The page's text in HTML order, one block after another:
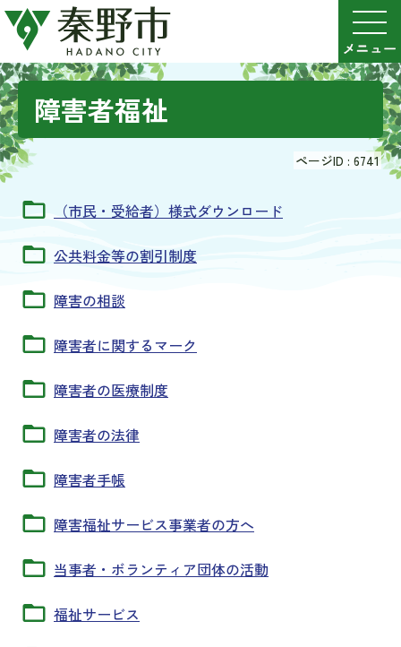
障害者福祉
ページID : 6741
（市民・受給者）様式ダウンロード
公共料金等の割引制度
障害の相談
障害者に関するマーク
障害者の医療制度
障害者の法律
障害者手帳
障害福祉サービス事業者の方へ
当事者・ボランティア団体の活動
福祉サービス